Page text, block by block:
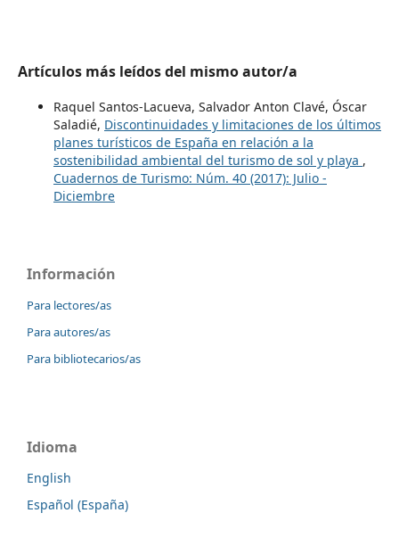
Artículos más leídos del mismo autor/a
Raquel Santos-Lacueva, Salvador Anton Clavé, Óscar
Saladié, Discontinuidades y limitaciones de los últimos
planes turísticos de España en relación a la
sostenibilidad ambiental del turismo de sol y playa ,
Cuadernos de Turismo: Núm. 40 (2017): Julio -
Diciembre
Información
Para lectores/as
Para autores/as
Para bibliotecarios/as
Idioma
English
Español (España)